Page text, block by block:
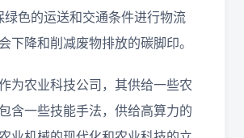
绿色的运送和交通条件进行物流
下降和削减废物排放的碳脚印。
为农业科技公司，其供给一些农
含一些技能手法，供给高算力的